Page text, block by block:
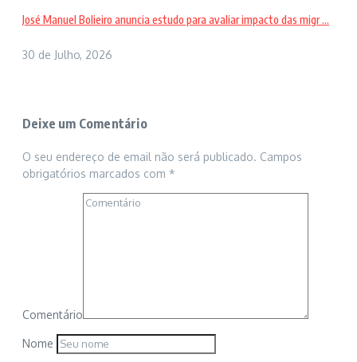
José Manuel Bolieiro anuncia estudo para avaliar impacto das migr ...
30 de Julho, 2026
Deixe um Comentário
O seu endereço de email não será publicado. Campos
obrigatórios marcados com *
Comentário
Nome